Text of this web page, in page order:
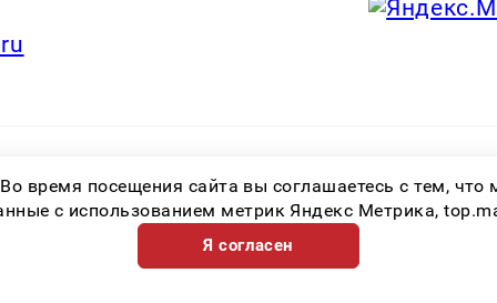
информационной продукции: 16+ Зарегистрировавший орган:
коммуникаций (Роскомнадзор) Регистрационный номер СМИ ЭЛ № ФС
время посещения сайта вы соглашаетесь с тем,
с использованием метрик Яндекс Метрика,
Я согласен